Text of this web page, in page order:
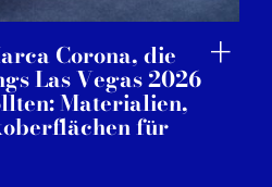
Corona, die
Las Vegas 2026
Materialien,
für